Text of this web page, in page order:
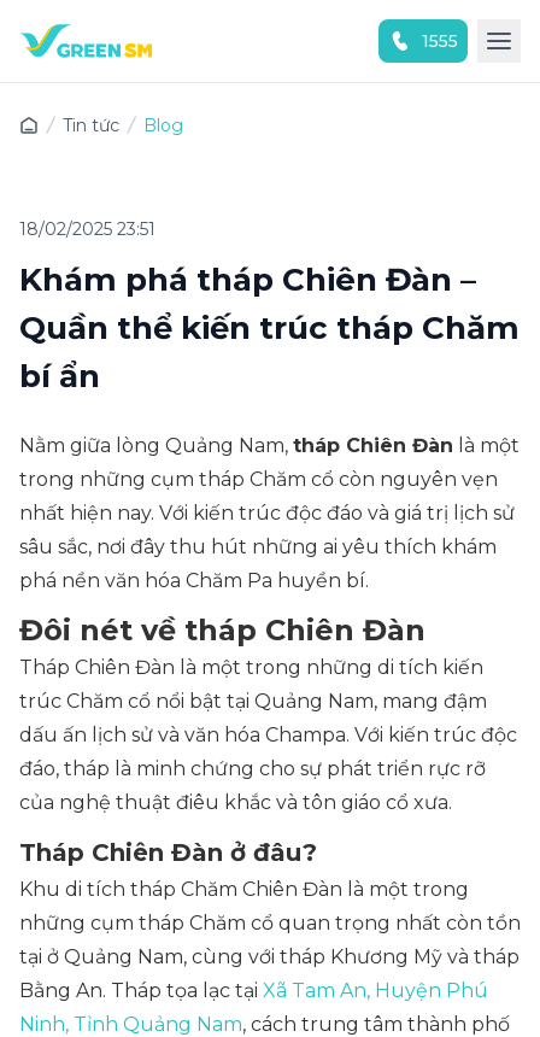
1555
Tin tức Blog
18/02/2025 23:51
Khám phá tháp Chiên Đàn –
Quần thể kiến trúc tháp Chăm
bí ẩn
Nằm giữa lòng Quảng Nam, tháp Chiên Đàn là một
trong những cụm tháp Chăm cổ còn nguyên vẹn
nhất hiện nay. Với kiến trúc độc đáo và giá trị lịch sử
sâu sắc, nơi đây thu hút những ai yêu thích khám
phá nền văn hóa Chăm Pa huyền bí.
Đôi nét về tháp Chiên Đàn
Tháp Chiên Đàn là một trong những di tích kiến
trúc Chăm cổ nổi bật tại Quảng Nam, mang đậm
dấu ấn lịch sử và văn hóa Champa. Với kiến trúc độc
đáo, tháp là minh chứng cho sự phát triển rực rỡ
của nghệ thuật điêu khắc và tôn giáo cổ xưa.
Tháp Chiên Đàn ở đâu?
Khu di tích tháp Chăm Chiên Đàn là một trong
những cụm tháp Chăm cổ quan trọng nhất còn tồn
tại ở Quảng Nam, cùng với tháp Khương Mỹ và tháp
Bằng An. Tháp tọa lạc tại Xã Tam An, Huyện Phú
Ninh, Tỉnh Quảng Nam, cách trung tâm thành phố